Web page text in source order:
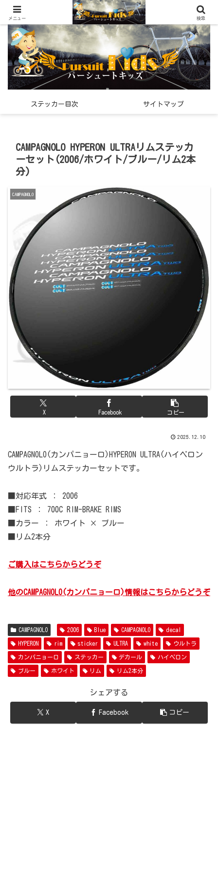
世界中で見つけた「希少なスポーツ雑貨」の紹介メディア
ステッカー目次 サイトマップ
CAMPAGNOLO HYPERON ULTRAリムステッカ
ーセット(2006/ホワイト/ブルー/リム2本
分)
CAMPAGNOLO
X Facebook コピー
2025.12.10
CAMPAGNOLO(カンパニョーロ)HYPERON ULTRA(ハイペロン
ウルトラ)リムステッカーセットです。
■対応年式 ： 2006
■FITS ： 700C RIM-BRAKE RIMS
■カラー ： ホワイト × ブルー
■リム2本分
ご購入はこちらからどうぞ
他のCAMPAGNOLO(カンパニョーロ)情報はこちらからどうぞ
CAMPAGNOLO 2006 Blue CAMPAGNOLO decal
HYPERON rim sticker ULTRA white ウルトラ
カンパニョーロ ステッカー デカール ハイペロン
ブルー ホワイト リム リム2本分
シェアする
X Facebook コピー
メニュー 検索